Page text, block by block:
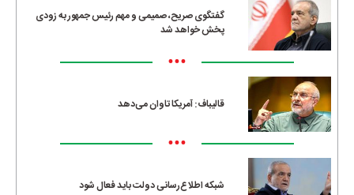
گفتگوی صریح، صمیمی و مهم رئیس جمهور به زودی
پخش خواهد شد
•••
قالیباف: آمریکا تاوان می‌دهد
•••
شبکه اطلاع‌رسانی دولت باید فعال شود